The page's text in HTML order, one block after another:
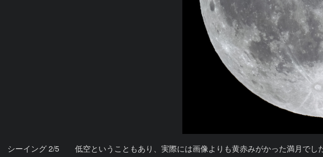
シーイング 2/5　　低空ということもあり、実際には画像よりも黄赤みがかった満月でした